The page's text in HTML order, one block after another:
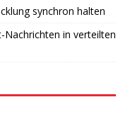
synchron halten
in verteilten